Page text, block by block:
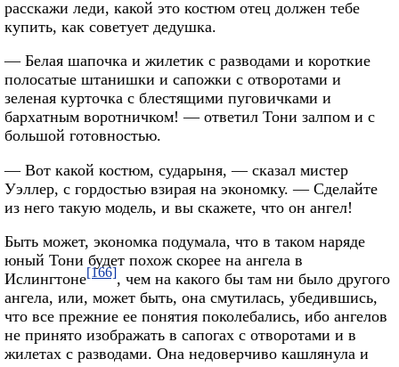
расскажи леди, какой это костюм отец должен тебе
купить, как советует дедушка.
— Белая шапочка и жилетик с разводами и короткие
полосатые штанишки и сапожки с отворотами и
зеленая курточка с блестящими пуговичками и
бархатным воротничком! — ответил Тони залпом и с
большой готовностью.
— Вот какой костюм, сударыня, — сказал мистер
Уэллер, с гордостью взирая на экономку. — Сделайте
из него такую модель, и вы скажете, что он ангел!
Быть может, экономка подумала, что в таком наряде
юный Тони будет похож скорее на ангела в
Ислингтоне[166], чем на какого бы там ни было другого
ангела, или, может быть, она смутилась, убедившись,
что все прежние ее понятия поколебались, ибо ангелов
не принято изображать в сапогах с отворотами и в
жилетах с разводами. Она недоверчиво кашлянула и